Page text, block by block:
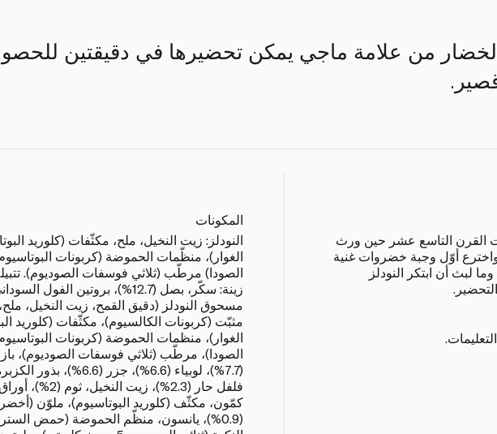
الخضار من علامة ماجي يمكن تحضيرها في دقيقتين
القرن التاسع عشر حين ورث
أوّل وجبة خضروات غنية
لبث أن ابتكر النودلز
المكونات
النودلز: زيت النخيل، ملح، مكثّفات (كلوريد
الغوار)، منظّمات الحموضة (كربونات
الصودا) مرطّب (ثلاثي فوسفات الصوديوم).
زينة: سكّر، بصل (12.7%)، بروتين الفول
مسحوق النودلز (دقيق القمح، زيت النخيل،
مثبّت (كربونات الكالسيوم)، مكثّفات (كلوريد
الغوار)، منظمات الحموضة (كربونات
الصودا)، مرطّب (ثلاثي فوسفات الصوديوم)،
(7.7%)، لوبياء (6.6%)، جزر
فلفل حار (2.3%)، زيت
كمّون، مكثّف (كلوريد البوتاسيوم)، ملوّن
(0.9%)، يانسون، منظّم الحموضة (حمض